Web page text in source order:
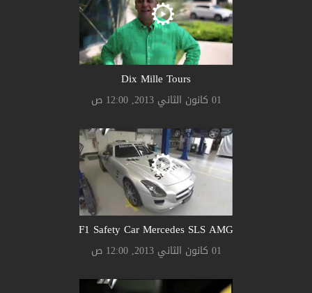
Dix Mille Tours
01 كانون الثاني 2013, 12:00 ص
F1 Safety Car Mercedes SLS AMG
01 كانون الثاني 2013, 12:00 ص